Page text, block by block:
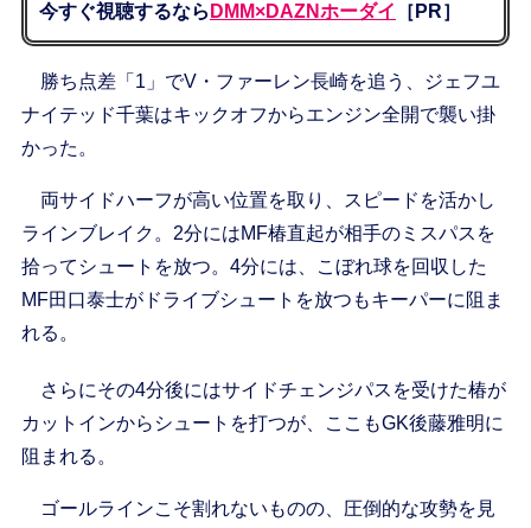
今すぐ視聴するなら DMM×DAZNホーダイ ［PR］
勝ち点差「1」でV・ファーレン長崎を追う、ジェフユ
ナイテッド千葉はキックオフからエンジン全開で襲い掛
かった。
両サイドハーフが高い位置を取り、スピードを活かし
ラインブレイク。2分にはMF椿直起が相手のミスパスを
拾ってシュートを放つ。4分には、こぼれ球を回収した
MF田口泰士がドライブシュートを放つもキーパーに阻ま
れる。
さらにその4分後にはサイドチェンジパスを受けた椿が
カットインからシュートを打つが、ここもGK後藤雅明に
阻まれる。
ゴールラインこそ割れないものの、圧倒的な攻勢を見